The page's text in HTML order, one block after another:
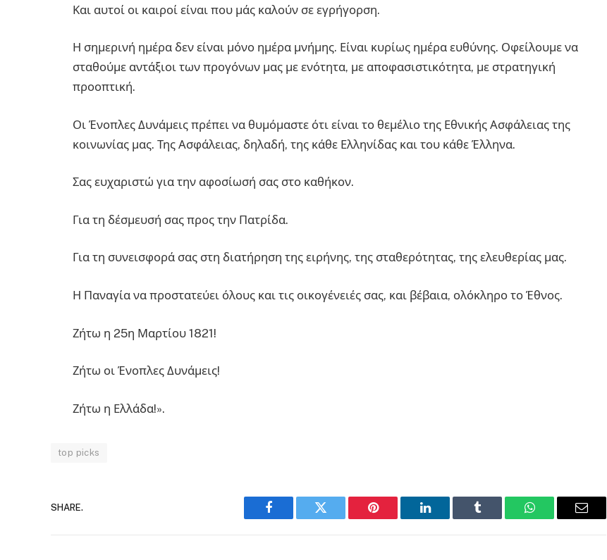
Και αυτοί οι καιροί είναι που μάς καλούν σε εγρήγορση.
Η σημερινή ημέρα δεν είναι μόνο ημέρα μνήμης. Είναι κυρίως ημέρα ευθύνης. Οφείλουμε να
σταθούμε αντάξιοι των προγόνων μας με ενότητα, με αποφασιστικότητα, με στρατηγική
προοπτική.
Οι Ένοπλες Δυνάμεις πρέπει να θυμόμαστε ότι είναι το θεμέλιο της Εθνικής Ασφάλειας της
κοινωνίας μας. Της Ασφάλειας, δηλαδή, της κάθε Ελληνίδας και του κάθε Έλληνα.
Σας ευχαριστώ για την αφοσίωσή σας στο καθήκον.
Για τη δέσμευσή σας προς την Πατρίδα.
Για τη συνεισφορά σας στη διατήρηση της ειρήνης, της σταθερότητας, της ελευθερίας μας.
Η Παναγία να προστατεύει όλους και τις οικογένειές σας, και βέβαια, ολόκληρο το Έθνος.
Ζήτω η 25η Μαρτίου 1821!
Ζήτω οι Ένοπλες Δυνάμεις!
Ζήτω η Ελλάδα!».
top picks
SHARE.
Facebook Twitter Pinterest LinkedIn Tumblr WhatsAppEmail